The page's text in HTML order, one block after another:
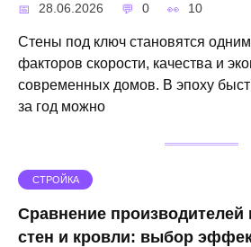
28.06.2026 0 10
Стены под ключ становятся
факторов скорости, качества и
современных домов. В эпоху
за год можно
СТРОЙКА
Сравнение производителей
стен и кровли: выбор